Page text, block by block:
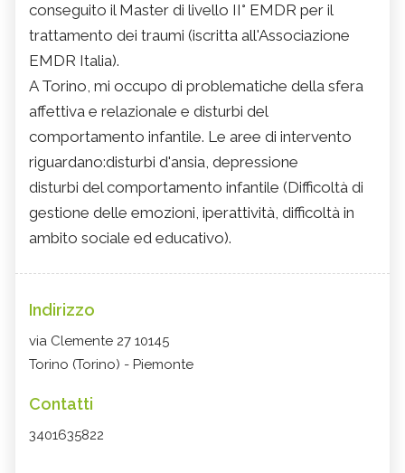
conseguito il Master di livello II° EMDR per il
trattamento dei traumi (iscritta all'Associazione
EMDR Italia).
A Torino, mi occupo di problematiche della sfera
affettiva e relazionale e disturbi del
comportamento infantile. Le aree di intervento
riguardano:disturbi d'ansia, depressione
disturbi del comportamento infantile (Difficoltà di
gestione delle emozioni, iperattività, difficoltà in
ambito sociale ed educativo).
Indirizzo
via Clemente 27 10145
Torino (Torino) - Piemonte
Contatti
3401635822